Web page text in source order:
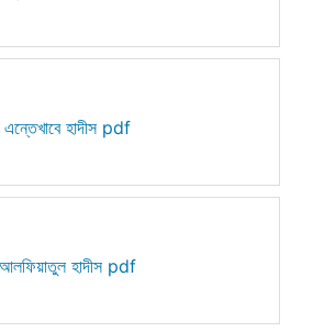
এন্তেখাবে হাদীস pdf
আলফিয়াতুল হাদীস pdf